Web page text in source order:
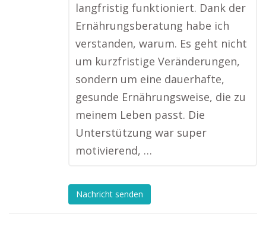
langfristig funktioniert. Dank der
Ernährungsberatung habe ich
verstanden, warum. Es geht nicht
um kurzfristige Veränderungen,
sondern um eine dauerhafte,
gesunde Ernährungsweise, die zu
meinem Leben passt. Die
Unterstützung war super
motivierend, …
Nachricht senden